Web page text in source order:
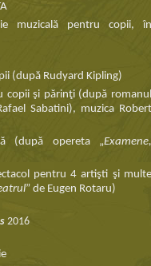
muzicală pentru copii, în
(după Rudyard Kipling)
copii şi părinţi (după romanul
Sabatini), muzica Robert
(după opereta „
pentru 4 artişti şi
” de Eugen Rotaru)
2016